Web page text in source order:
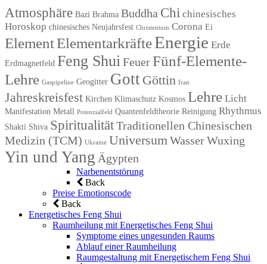
Atmosphäre Bazi Brahma Buddha Chi chinesisches
Horoskop chinesisches Neujahrsfest Christentum Corona Ei
ElementElementarkräfteEnergie Erde
Erdmagnetfeld Feng ShuiFeuerFünf-Elemente-
Lehre Gaspipeline Geogitter Gott Göttin Iran
Jahreskreisfest Kirchen Klimaschutz Kosmos Lehre Licht
Manifestation Metall Potenzialfeld Quantenfeldtheorie Reinigung Rhythmus
Shakti Shiva SpiritualitätTraditionellen Chinesischen
Medizin (TCM) Ukraine UniversumWasserWuxing
Yin und Yang Ägypten
Narbenentstörung
Back
Preise Emotionscode
Back
Energetisches Feng Shui
Raumheilung mit Energetisches Feng Shui
Symptome eines ungesunden Raums
Ablauf einer Raumheilung
Raumgestaltung mit Energetischem Feng Shui